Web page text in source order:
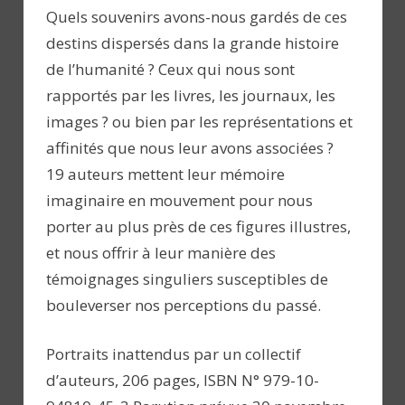
Quels souvenirs avons-nous gardés de ces
destins dispersés dans la grande histoire
de l’humanité ? Ceux qui nous sont
rapportés par les livres, les journaux, les
images ? ou bien par les représentations et
affinités que nous leur avons associées ?
19 auteurs mettent leur mémoire
imaginaire en mouvement pour nous
porter au plus près de ces figures illustres,
et nous offrir à leur manière des
témoignages singuliers susceptibles de
bouleverser nos perceptions du passé.
Portraits inattendus par un collectif
d’auteurs, 206 pages, ISBN N° 979-10-